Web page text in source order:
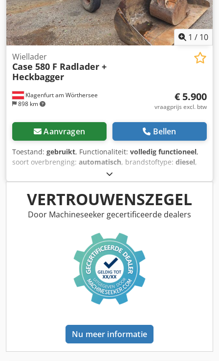
1 / 10
Klagenfurt am Wörthersee
898 km
Wiellader
Case 580 F Radlader +
Heckbagger
€ 5.900
vraagprijs excl. btw
Aanvragen Bellen
Toestand: gebruikt, Functionaliteit: volledig functioneel,
soort overbrenging: automatisch, brandstoftype: diesel,
7.500 kg
registratie:10/1977, Bouwjaar:1977, Uitrusting:
hydraulica, Technisch in orde Dodpfx Aot S Idrjdgskr
VERTROUWENSZEGEL
Door Machineseeker gecertificeerde dealers
Nu meer informatie